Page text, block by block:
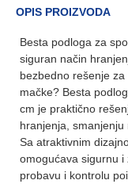
OPIS PROIZVODA
Besta podloga za
siguran način
bezbedno rešenje
mačke? Besta
cm je praktično
hranjenja, smanjenju
Sa atraktivnim
omogućava sigurnu
probavu i kontrolu